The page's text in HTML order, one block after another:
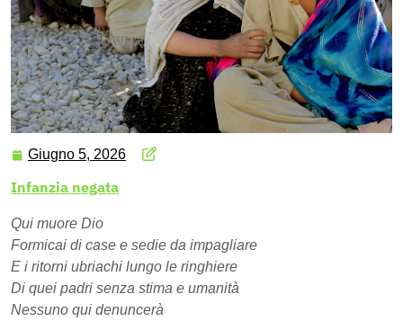
Giugno 5, 2026
Infanzia negata
Qui muore Dio
Formicai di case e sedie da impagliare
E i ritorni ubriachi lungo le ringhiere
Di quei padri senza stima e umanità
Nessuno qui denuncerà